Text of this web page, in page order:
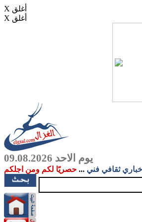
X أغلق
X أغلق
يوم الاحد 09.08.2026
ثقافي فني ... حصريًا لكم ومن اجلكم